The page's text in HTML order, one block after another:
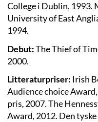
College i Dublin, 1993.
University of East
1994.
Debut:The Thief of
2000.
Litteraturpriser: Irish
Audience choice
pris, 2007. The
Award, 2012. Den